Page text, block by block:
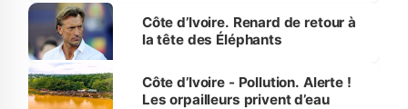
Côte d’Ivoire. Renard de retour à
la tête des Éléphants
Côte d’Ivoire - Pollution. Alerte !
Les orpailleurs privent d’eau